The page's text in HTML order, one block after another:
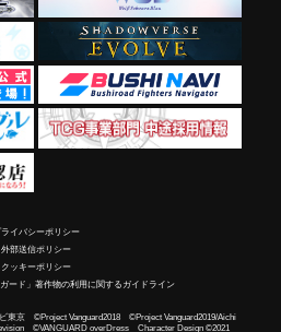
ライバシーポリシー
外部送信ポリシー
クッキーポリシー
ード」著作物の利用に関するガイドライン
京 ©Project Vanguard2018 ©Project Vanguard2019/Aichi
©VANGUARD overDress Character Design ©2021